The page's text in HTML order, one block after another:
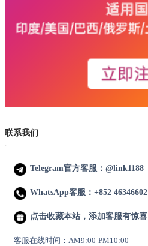
联系我们
Telegram官方客服：@link1188
WhatsApp客服：+852 46346602
点击收藏本站，添加客服有惊喜
客服在线时间：AM9:00-PM10:00